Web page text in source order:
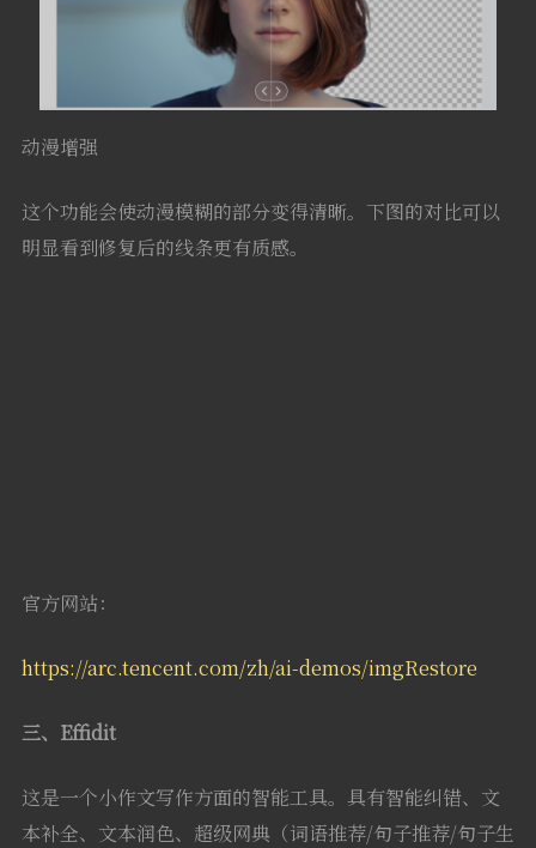
动漫增强
这个功能会使动漫模糊的部分变得清晰。下图的对比可以
明显看到修复后的线条更有质感。
官方网站：
https://arc.tencent.com/zh/ai-demos/imgRestore
三、Effidit
这是一个小作文写作方面的智能工具。具有智能纠错、文
本补全、文本润色、超级网典（词语推荐/句子推荐/句子生